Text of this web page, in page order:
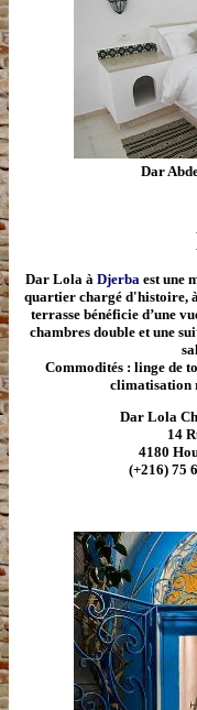
Dar
Dar Lola à Djerba est une
quartier chargé d'histoire, à
terrasse bénéficie d’une
chambres double et une
Commodités : linge de
climatisation
Dar Lola
14
4180
(+216) 75